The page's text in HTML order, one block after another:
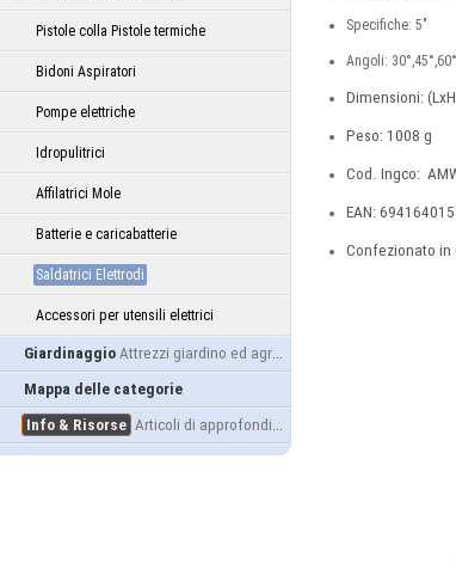
Pistole colla Pistole termiche
Bidoni Aspiratori
Pompe elettriche
Idropulitrici
Affilatrici Mole
Batterie e caricabatterie
Saldatrici Elettrodi
Accessori per utensili elettrici
Giardinaggio Attrezzi giardino ed agricoltura
Mappa delle categorie
Info & Risorse Articoli di approfondimento
Specifiche: 5"
Angoli:
Dimensioni:
Peso: 1008 g
Cod. Ingco:
EAN:
Confezionato in